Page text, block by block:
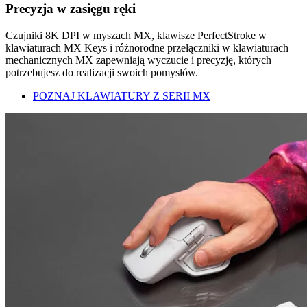
Precyzja w zasięgu ręki
Czujniki 8K DPI w myszach MX, klawisze PerfectStroke w
klawiaturach MX Keys i różnorodne przełączniki w klawiaturach
mechanicznych MX zapewniają wyczucie i precyzję, których
potrzebujesz do realizacji swoich pomysłów.
POZNAJ KLAWIATURY Z SERII MX